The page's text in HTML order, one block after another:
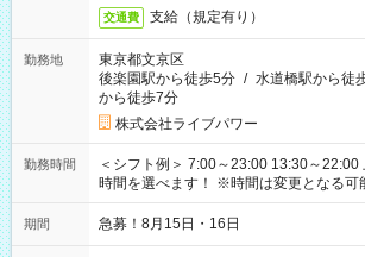
交通費 支給（規定有り）
勤務地
東京都文京区
後楽園駅から徒歩5分 / 水道橋駅から徒
から徒歩7分
株式会社ライブパワー
勤務時間
＜シフト例＞ 7:00～23:00 13:30～22:00 上記の時間から好きな
時間を選べます！ ※時間は変更となる可
期間 急募！8月15日・16日